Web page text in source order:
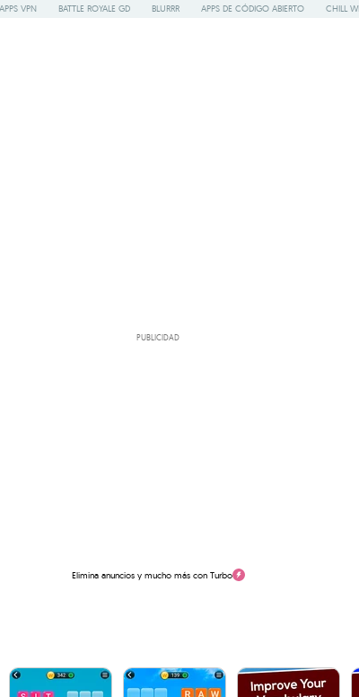
APPS VPN BATTLE ROYALE GD BLURRR APPS DE CÓDIGO ABIERTO CHILL
PUBLICIDAD
Elimina anuncios y mucho más con Turbo